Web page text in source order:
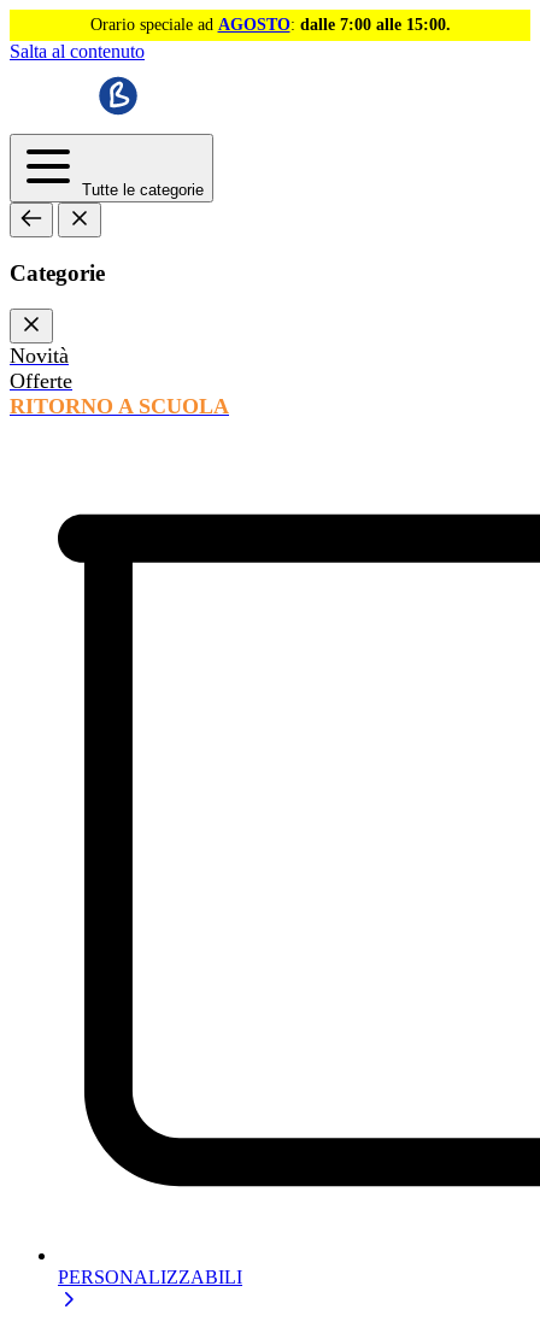
Orario speciale ad AGOSTO: dalle 7:00 alle 15:00.
Salta al contenuto
Tutte le categorie
Categorie
Novità
Offerte
RITORNO A SCUOLA
PERSONALIZZABILI